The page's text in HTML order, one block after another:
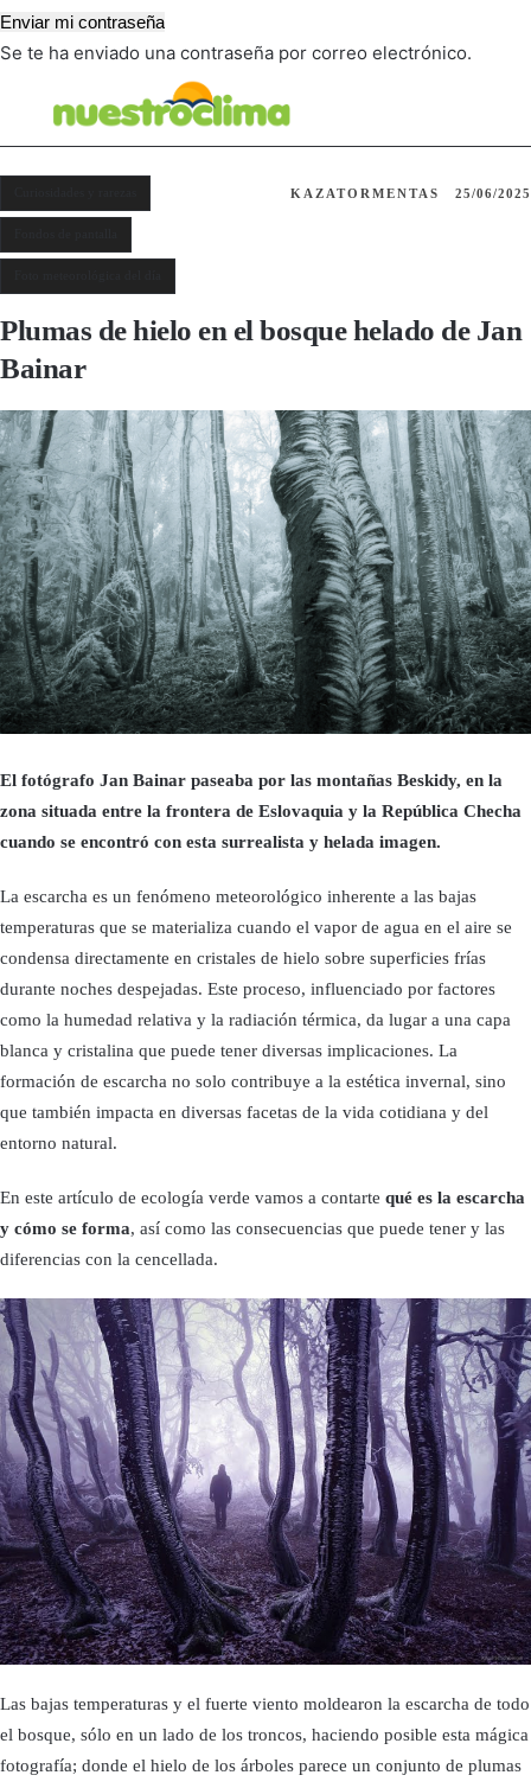
Se te ha enviado una contraseña por correo electrónico.
KAZATORMENTAS 25/06/2025
Plumas de hielo en el bosque helado de Jan
Bainar
El fotógrafo Jan Bainar paseaba por las montañas Beskidy, en la
zona situada entre la frontera de Eslovaquia y la República Checha
cuando se encontró con esta surrealista y helada imagen.
La escarcha es un fenómeno meteorológico inherente a las bajas
temperaturas que se materializa cuando el vapor de agua en el aire se
condensa directamente en cristales de hielo sobre superficies frías
durante noches despejadas. Este proceso, influenciado por factores
como la humedad relativa y la radiación térmica, da lugar a una capa
blanca y cristalina que puede tener diversas implicaciones. La
formación de escarcha no solo contribuye a la estética invernal, sino
que también impacta en diversas facetas de la vida cotidiana y del
entorno natural.
En este artículo de ecología verde vamos a contarte qué es la escarcha
y cómo se forma, así como las consecuencias que puede tener y las
diferencias con la cencellada.
Las bajas temperaturas y el fuerte viento moldearon la escarcha de todo
el bosque, sólo en un lado de los troncos, haciendo posible esta mágica
fotografía; donde el hielo de los árboles parece un conjunto de plumas